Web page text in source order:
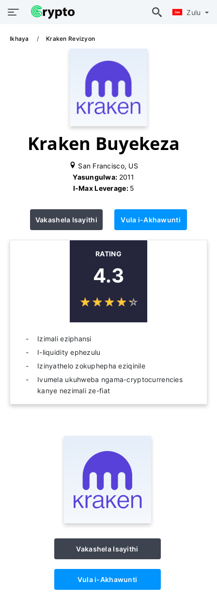
Zulu
Ikhaya Kraken Revizyon
Kraken Buyekeza
San Francisco, US
Yasungulwa: 2011
I-Max Leverage: 5
Vakashela Isayithi Vula i-Akhawunti
RATING
4.3
☆☆☆☆☆
★★★★★
Izimali eziphansi
I-liquidity ephezulu
Izinyathelo zokuphepha eziqinile
Ivumela ukuhweba ngama-cryptocurrencies
kanye nezimali ze-fiat
Vakashela Isayithi
Vula i-Akhawunti